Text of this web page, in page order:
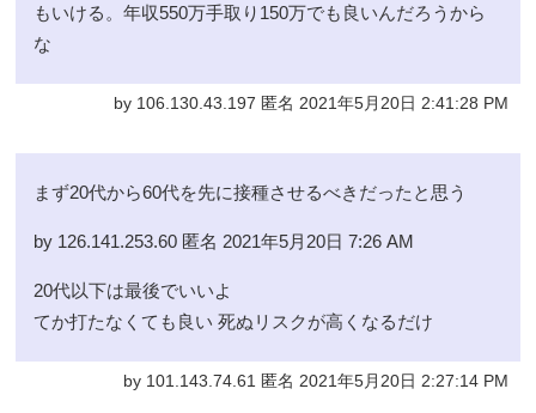
もいける。年収550万手取り150万でも良いんだろうから
な
by 106.130.43.197 匿名 2021年5月20日 2:41:28 PM
まず20代から60代を先に接種させるべきだったと思う
by 126.141.253.60 匿名 2021年5月20日 7:26 AM
20代以下は最後でいいよ
てか打たなくても良い 死ぬリスクが高くなるだけ
by 101.143.74.61 匿名 2021年5月20日 2:27:14 PM